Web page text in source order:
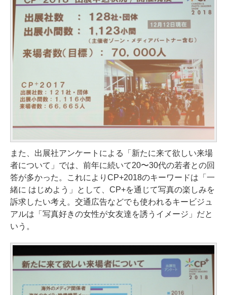
また、出展社アンケートによる「新たに来て欲しい来場
者について」では、前年に続いて20〜30代の若者との回
答が多かった。これによりCP+2018のキーワードは「一
緒に はじめよう」として、CP+を通じて写真の楽しみを
訴求したい考え。交通広告などでも使われるキービジュ
アルは「写真好きの女性が女友達を誘うイメージ」だと
いう。